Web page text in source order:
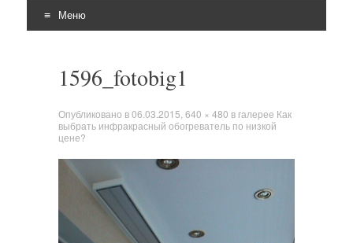
Меню
1596_fotobig1
Опубликовано в06.03.2015 640 × 480 в галерее Как
выбрать инфракрасный обогреватель по низкой
цене?